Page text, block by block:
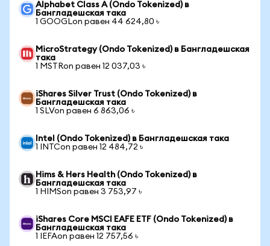
Alphabet Class A (Ondo Tokenized) в
Бангладешская така
1 GOOGLon равен 44 624,80 ৳
MicroStrategy (Ondo Tokenized) в Бангладешская
така
1 MSTRon равен 12 037,03 ৳
iShares Silver Trust (Ondo Tokenized) в
Бангладешская така
1 SLVon равен 6 863,06 ৳
Intel (Ondo Tokenized) в Бангладешская така
1 INTCon равен 12 484,72 ৳
Hims & Hers Health (Ondo Tokenized) в
Бангладешская така
1 HIMSon равен 3 753,97 ৳
iShares Core MSCI EAFE ETF (Ondo Tokenized) в
Бангладешская така
1 IEFAon равен 12 757,56 ৳